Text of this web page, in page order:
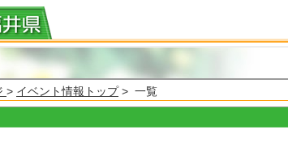
> イベント情報トップ> 一覧